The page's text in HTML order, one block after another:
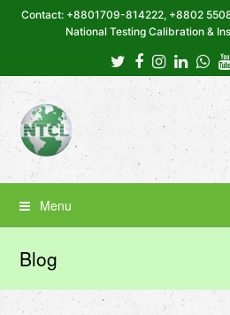
Contact: +8801709-814222, +8802
National Testing Calibration &
Twitter
Facebook
Menu
Blog